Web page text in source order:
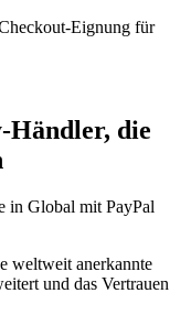
Eignung für
Händler, die
in Global mit PayPal
weltweit anerkannte
und das Vertrauen